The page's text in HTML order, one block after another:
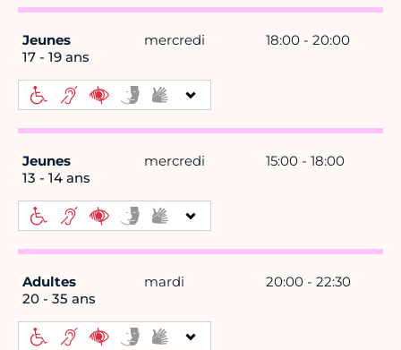
Jeunes
17 - 19 ans
mercredi 18:00 - 20:00
Jeunes
13 - 14 ans
mercredi 15:00 - 18:00
Adultes
20 - 35 ans
mardi 20:00 - 22:30